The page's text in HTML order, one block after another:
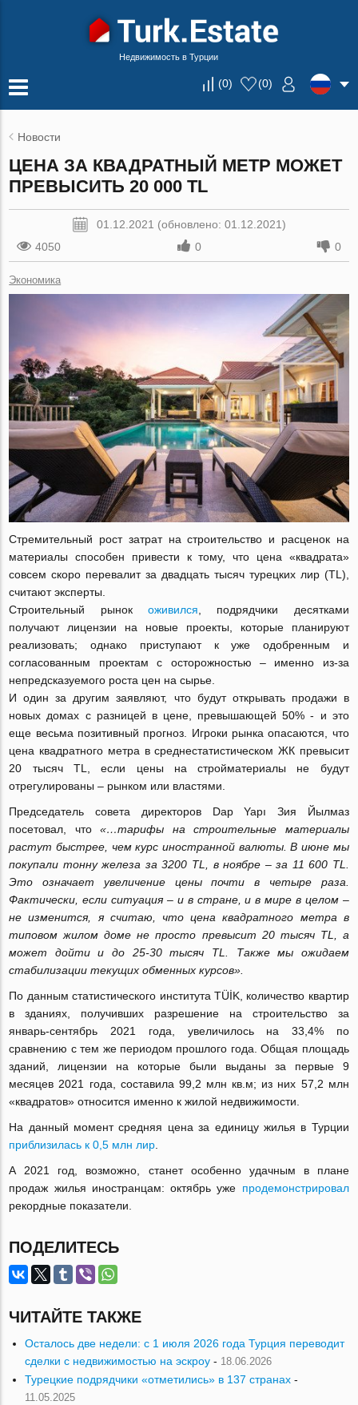
Недвижимость в Турции
(0) (0)
Новости
ЦЕНА ЗА КВАДРАТНЫЙ МЕТР МОЖЕТ
ПРЕВЫСИТЬ 20 000 TL
01.12.2021 (обновлено: 01.12.2021)
4050
0 0
Экономика
Cтремительный рост затрат на строительство и расценок на
материалы способен привести к тому, что цена «квадрата»
совсем скоро перевалит за двадцать тысяч турецких лир (TL),
считают эксперты.
Строительный рынок оживился , подрядчики десятками
получают лицензии на новые проекты, которые планируют
реализовать; однако приступают к уже одобренным и
согласованным проектам с осторожностью – именно из-за
непредсказуемого роста цен на сырье.
И один за другим заявляют, что будут открывать продажи в
новых домах с разницей в цене, превышающей 50% - и это
еще весьма позитивный прогноз. Игроки рынка опасаются, что
цена квадратного метра в среднестатистическом ЖК превысит
20 тысяч TL, если цены на стройматериалы не будут
отрегулированы – рынком или властями.
Председатель совета директоров Dap Yapı Зия Йылмаз
посетовал, что«…тарифы на строительные материалы
растут быстрее, чем курс иностранной валюты. В июне мы
покупали тонну железа за 3200 TL, в ноябре – за 11 600 TL.
Это означает увеличение цены почти в четыре раза.
Фактически, если ситуация – и в стране, и в мире в целом –
не изменится, я считаю, что цена квадратного метра в
типовом жилом доме не просто превысит 20 тысяч TL, а
может дойти и до 25-30 тысяч TL. Также мы ожидаем
стабилизации текущих обменных курсов».
По данным статистического института TÜİK, количество квартир
в зданиях, получивших разрешение на строительство за
январь-сентябрь 2021 года, увеличилось на 33,4% по
сравнению с тем же периодом прошлого года. Общая площадь
зданий, лицензии на которые были выданы за первые 9
месяцев 2021 года, составила 99,2 млн кв.м; из них 57,2 млн
«квадратов» относится именно к жилой недвижимости.
На данный момент средняя цена за единицу жилья в Турции
приблизилась к 0,5 млн лир
А 2021 год, возможно, станет особенно удачным в плане
продаж жилья иностранцам: октябрь уже продемонстрировал
рекордные показатели.
ПОДЕЛИТЕСЬ
ЧИТАЙТЕ ТАКЖЕ
Осталось две недели: с 1 июля 2026 года Турция переводит
сделки с недвижимостью на эскроу - 18.06.2026
Турецкие подрядчики «отметились» в 137 странах -
11.05.2025